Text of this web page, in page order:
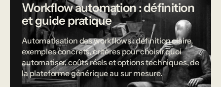
Workflow automation : définition
et guide pratique
Automatisation des workflows : définition claire,
exemples concrets, critères pour choisir quoi
automatiser, coûts réels et options techniques, de
la plateforme générique au sur mesure.